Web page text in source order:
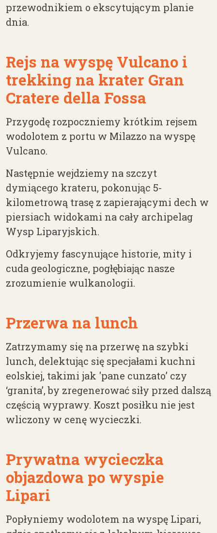
przewodnikiem o ekscytującym planie
dnia.
Rejs na wyspę Vulcano i
trekking na krater Gran
Cratere della Fossa
Przygodę rozpoczniemy krótkim rejsem
wodolotem z portu w Milazzo na wyspę
Vulcano.
Następnie wejdziemy na szczyt
dymiącego krateru, pokonując 5-
kilometrową trasę z zapierającymi dech w
piersiach widokami na cały archipelag
Wysp Liparyjskich.
Odkryjemy fascynujące historie, mity i
cuda geologiczne, pogłębiając nasze
zrozumienie wulkanologii.
Przerwa na lunch
Zatrzymamy się na przerwę na szybki
lunch, delektując się specjałami kuchni
eolskiej, takimi jak 'pane cunzato’ czy
‘granita’, by zregenerować siły przed dalszą
częścią wyprawy. Koszt posiłku nie jest
wliczony w cenę wycieczki.
Prywatna wycieczka
objazdowa po wyspie
Lipari
Popłyniemy wodolotem na wyspę Lipari,